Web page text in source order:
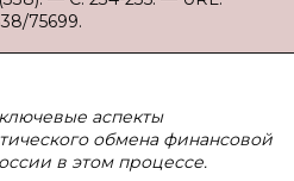
75699.
аспекты
обмена финансовой
в этом процессе.